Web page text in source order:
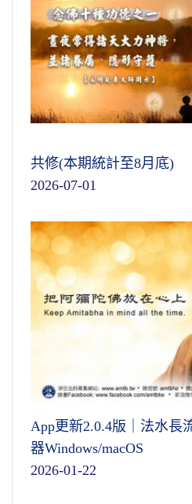
共修(本期統計至8月底)
2026-07-01
App更新2.0.4版｜法水長
器Windows/macOS
2026-01-22